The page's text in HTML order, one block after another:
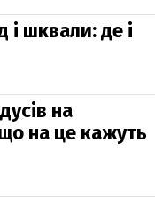
і шквали: де і
на
на це кажуть